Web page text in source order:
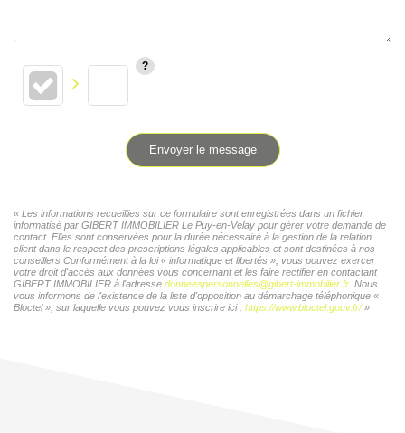
Envoyer le message
« Les informations recueillies sur ce formulaire sont enregistrées dans un fichier
informatisé par GIBERT IMMOBILIER Le Puy-en-Velay pour gérer votre demande de
contact. Elles sont conservées pour la durée nécessaire à la gestion de la relation
client dans le respect des prescriptions légales applicables et sont destinées à nos
conseillers Conformément à la loi « informatique et libertés », vous pouvez exercer
votre droit d'accès aux données vous concernant et les faire rectifier en contactant
GIBERT IMMOBILIER à l'adresse donneespersonnelles@gibert-immobilier.fr . Nous
vous informons de l'existence de la liste d'opposition au démarchage téléphonique «
Bloctel », sur laquelle vous pouvez vous inscrire ici : https://www.bloctel.gouv.fr/»